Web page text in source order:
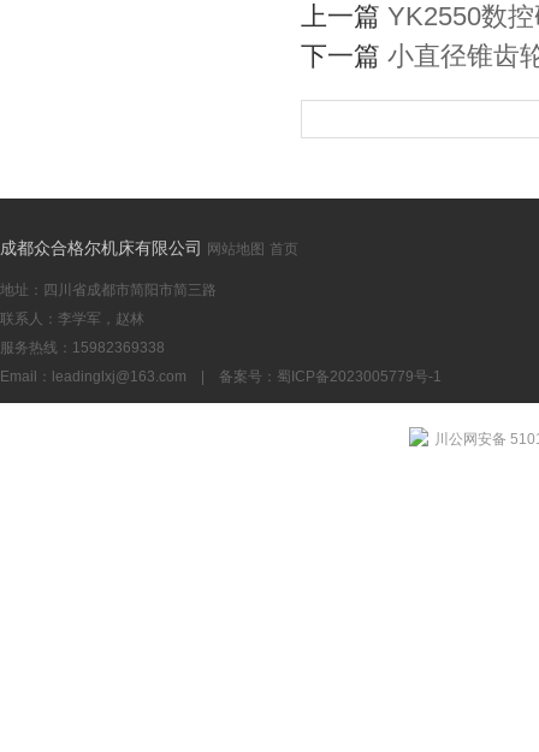
上一篇 YK2550数
下一篇 小直径锥齿
成都众合格尔机床有限公司 网站地图 首页
地址：四川省成都市简阳市简三路
联系人：李学军，赵林
服务热线：15982369338
Email： leadinglxj@163.com 备案号：蜀ICP备2023005779号-1
川公网安备